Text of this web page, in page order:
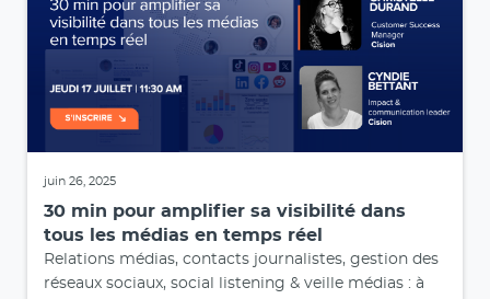
juin 26, 2025
30 min pour amplifier sa visibilité dans
tous les médias en temps réel
Relations médias, contacts journalistes, gestion des
réseaux sociaux, social listening & veille médias : à